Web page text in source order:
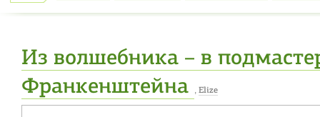
Джонатан Нолан,афиши кинотеатров Казахстана,Владимир
Из волшебника – в
Франкенштейна
, Elize